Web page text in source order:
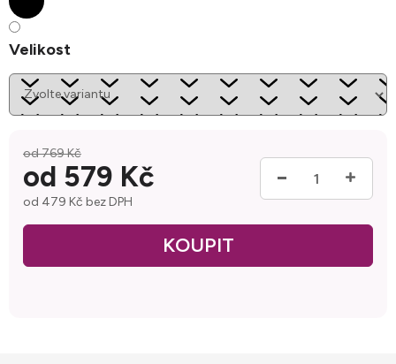
Velikost
od 769 Kč
od 579 Kč
od 479 Kč bez DPH